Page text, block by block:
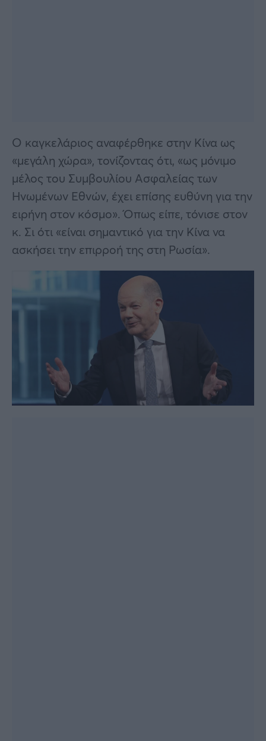
Ο καγκελάριος αναφέρθηκε στην Κίνα ως
«μεγάλη χώρα», τονίζοντας ότι, «ως μόνιμο
μέλος του Συμβουλίου Ασφαλείας των
Ηνωμένων Εθνών, έχει επίσης ευθύνη για την
ειρήνη στον κόσμο». Όπως είπε, τόνισε στον
κ. Σι ότι «είναι σημαντικό για την Κίνα να
ασκήσει την επιρροή της στη Ρωσία».